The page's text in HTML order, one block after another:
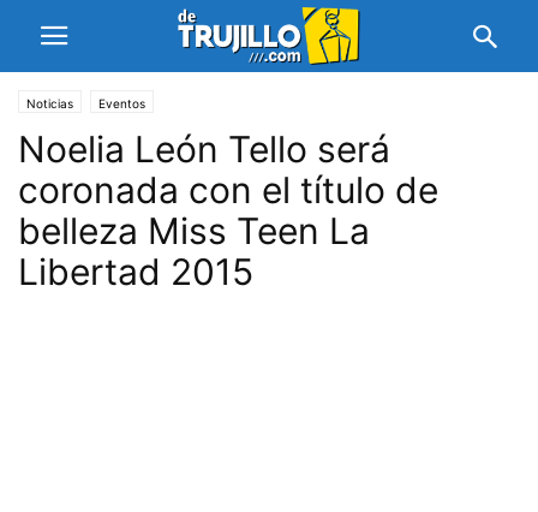
Noticias Eventos
Noelia León Tello será
coronada con el título de
belleza Miss Teen La
Libertad 2015